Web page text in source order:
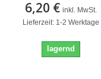
6,20 € inkl. MwSt.
Lieferzeit: 1-2 Werktage
lagernd